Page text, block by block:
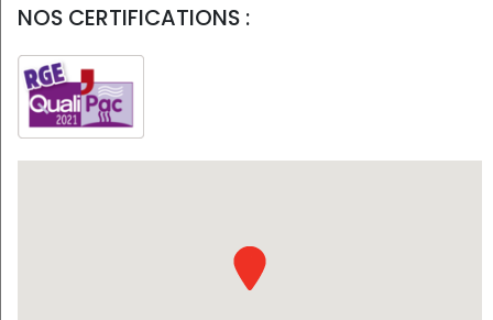
NOS CERTIFICATIONS :